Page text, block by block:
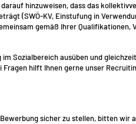
hinzuweisen, dass das
(SWÖ-KV, Einstufung in
gemäß Ihrer Qualifikationen,
Sozialbereich ausüben und
hilft Ihnen gerne unser
sicher zu stellen, bitten wir